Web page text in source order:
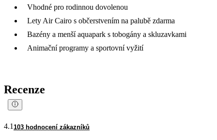
Vhodné pro rodinnou dovolenou
Lety Air Cairo s občerstvením na palubě zdarma
Bazény a menší aquapark s tobogány a skluzavkami
Animační programy a sportovní vyžití
Recenze
4.1 103 hodnocení zákazníků